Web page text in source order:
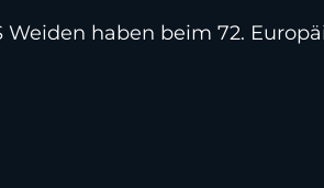
Weiden haben beim 72.